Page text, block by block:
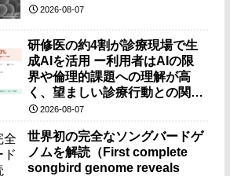
2026-08-07
研修医の約4割が診療現場で生
成AIを活用 ー利用者はAIの限
界や倫理的課題への理解が高
く、望ましい診療行動との関連
も確認ー
2026-08-07
世界初の完全なソングバードゲ
ノムを解読（First complete
songbird genome reveals